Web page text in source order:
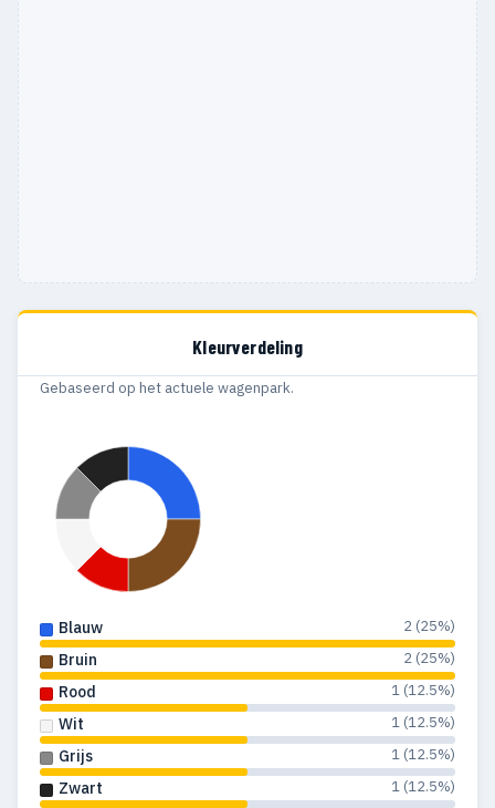
Kleurverdeling
Gebaseerd op het actuele wagenpark.
Blauw 2 (25%)
Bruin 2 (25%)
Rood 1 (12.5%)
Wit 1 (12.5%)
Grijs 1 (12.5%)
Zwart 1 (12.5%)